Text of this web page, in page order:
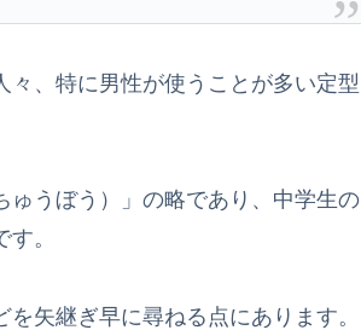
、特に男性が使うことが多い定型
ゅうぼう）」の略であり、中学生の
。
矢継ぎ早に尋ねる点にあります。